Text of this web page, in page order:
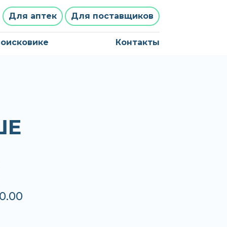
Для аптек Для поставщиков
Контакты